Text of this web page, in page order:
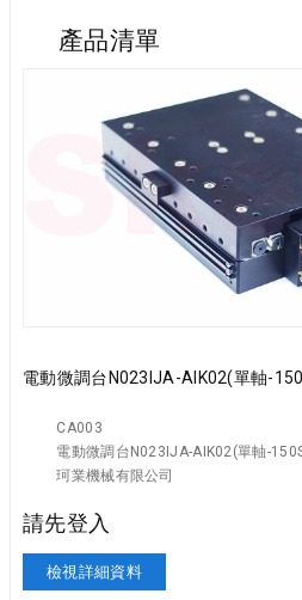
產品清單
電動微調台N023IJA-AIK02(單軸-
CA003
電動微調台N023IJA-AIK02(單軸-
珂業機械有限公司
請先登入
檢視詳細資料